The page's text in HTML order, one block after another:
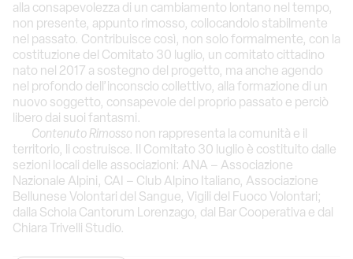
alla consapevolezza di un cambiamento lontano nel tempo,
non presente, appunto rimosso, collocandolo stabilmente
nel passato. Contribuisce così, non solo formalmente, con la
costituzione del Comitato 30 luglio, un comitato cittadino
nato nel 2017 a sostegno del progetto, ma anche agendo
nel profondo dell’inconscio collettivo, alla formazione di un
nuovo soggetto, consapevole del proprio passato e perciò
libero dai suoi fantasmi.
Contenuto Rimosso non rappresenta la comunità e il
territorio, li costruisce. Il Comitato 30 luglio è costituito dalle
sezioni locali delle associazioni: ANA – Associazione
Nazionale Alpini, CAI – Club Alpino Italiano, Associazione
Bellunese Volontari del Sangue, Vigili del Fuoco Volontari;
dalla Schola Cantorum Lorenzago, dal Bar Cooperativa e dal
Chiara Trivelli Studio.